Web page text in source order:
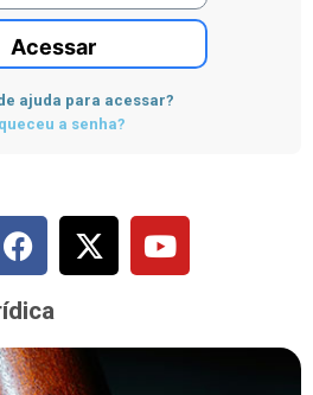
Acessar
ajuda para acessar?
a senha?